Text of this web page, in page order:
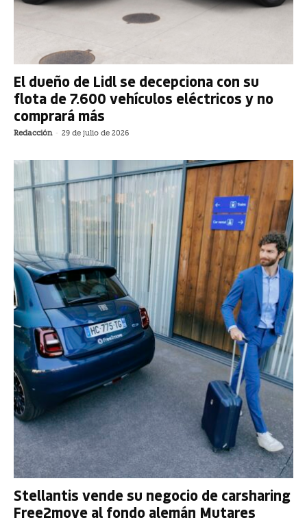
El dueño de Lidl se decepciona con su
flota de 7.600 vehículos eléctricos y no
comprará más
Redacción - 29 de julio de 2026
Stellantis vende su negocio de carsharing
Free2move al fondo alemán Mutares